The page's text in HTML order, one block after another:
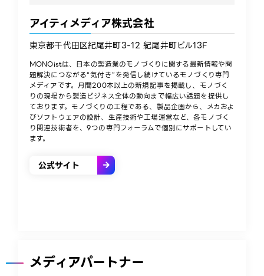
アイティメディア株式会社
東京都千代田区紀尾井町3-12 紀尾井町ビル13F
MONOistは、日本の製造業のモノづくりに関する最新情報や問
題解決につながる“気付き”を発信し続けているモノづくり専門
メディアです。月間200本以上の新規記事を掲載し、モノづく
りの現場から製造ビジネス全体の動向まで幅広い話題を提供し
ております。モノづくりの工程である、製品企画から、メカおよ
びソフトウェアの設計、生産技術や工場運営など、各モノづく
り関連技術者を、9つの専門フォーラムで個別にサポートしてい
ます。
公式サイト
メディアパートナー